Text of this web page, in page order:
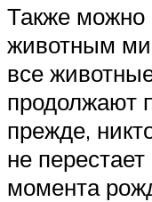
Также можно
животным
все
продолжают
прежде,
не
момента